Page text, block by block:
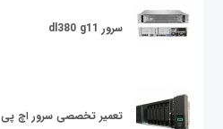
سرور dl380 g11
تعمیر تخصصی سرور اچ پی